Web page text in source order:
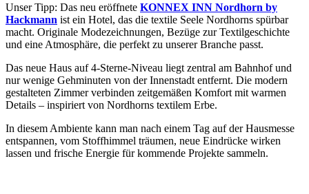
Unser Tipp: Das neu eröffnete KONNEX INN Nordhorn by
Hackmann ist ein Hotel, das die textile Seele Nordhorns spürbar
macht. Originale Modezeichnungen, Bezüge zur Textilgeschichte
und eine Atmosphäre, die perfekt zu unserer Branche passt.
Das neue Haus auf 4-Sterne-Niveau liegt zentral am Bahnhof und
nur wenige Gehminuten von der Innenstadt entfernt. Die modern
gestalteten Zimmer verbinden zeitgemäßen Komfort mit warmen
Details – inspiriert von Nordhorns textilem Erbe.
In diesem Ambiente kann man nach einem Tag auf der Hausmesse
entspannen, vom Stoffhimmel träumen, neue Eindrücke wirken
lassen und frische Energie für kommende Projekte sammeln.